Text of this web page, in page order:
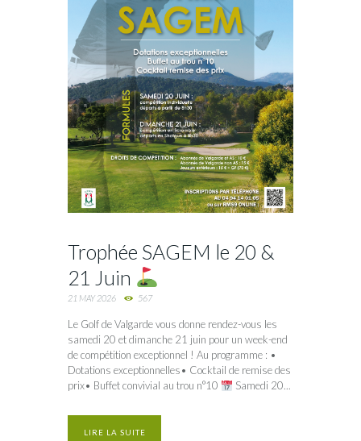
Trophée SAGEM le 20 &
21 Juin
21 MAY 2026 567
Le Golf de Valgarde vous donne rendez-vous les
samedi 20 et dimanche 21 juin pour un week-end
de compétition exceptionnel ! Au programme : •
Dotations exceptionnelles• Cocktail de remise des
prix• Buffet convivial au trou n°10
Samedi 20...
LIRE LA SUITE